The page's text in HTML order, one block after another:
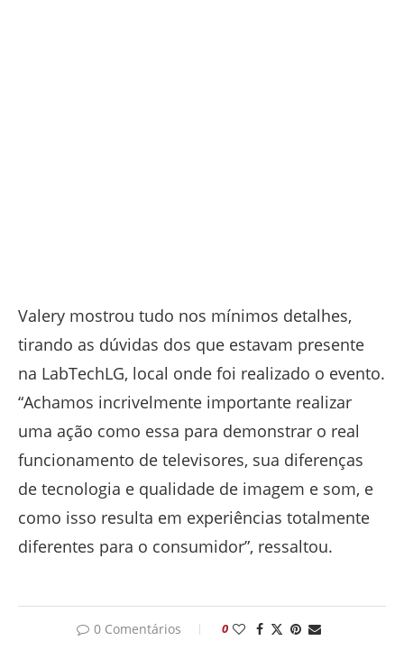
Valery mostrou tudo nos mínimos detalhes,
tirando as dúvidas dos que estavam presente
na LabTechLG, local onde foi realizado o evento.
“Achamos incrivelmente importante realizar
uma ação como essa para demonstrar o real
funcionamento de televisores, sua diferenças
de tecnologia e qualidade de imagem e som, e
como isso resulta em experiências totalmente
diferentes para o consumidor”, ressaltou.
0 Comentários 0